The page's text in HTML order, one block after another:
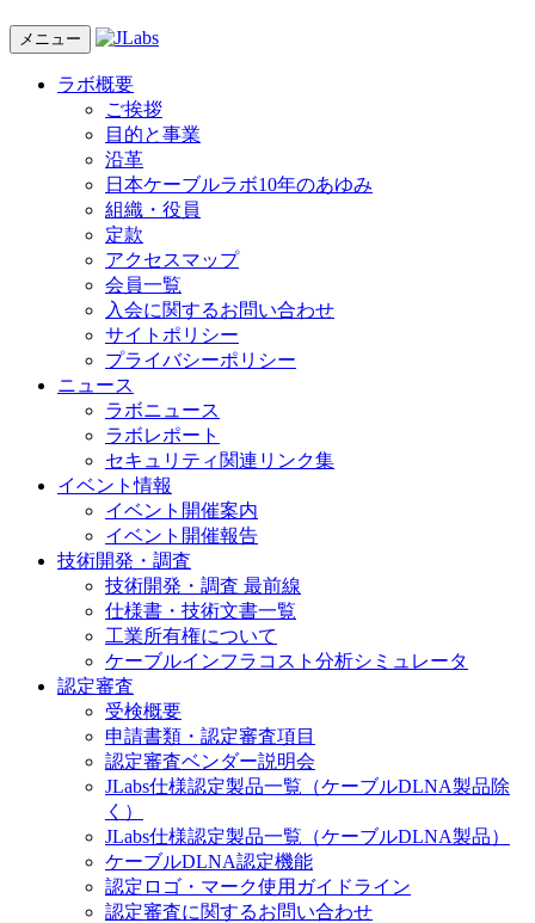
メニュー
ラボ概要
ご挨拶
目的と事業
沿革
日本ケーブルラボ10年のあゆみ
組織・役員
定款
アクセスマップ
会員一覧
入会に関するお問い合わせ
サイトポリシー
プライバシーポリシー
ニュース
ラボニュース
ラボレポート
セキュリティ関連リンク集
イベント情報
イベント開催案内
イベント開催報告
技術開発・調査
技術開発・調査 最前線
仕様書・技術文書一覧
工業所有権について
ケーブルインフラコスト分析シミュレータ
認定審査
受検概要
申請書類・認定審査項目
認定審査ベンダー説明会
JLabs仕様認定製品一覧（ケーブルDLNA製品除
く）
JLabs仕様認定製品一覧（ケーブルDLNA製品）
ケーブルDLNA認定機能
認定ロゴ・マーク使用ガイドライン
認定審査に関するお問い合わせ